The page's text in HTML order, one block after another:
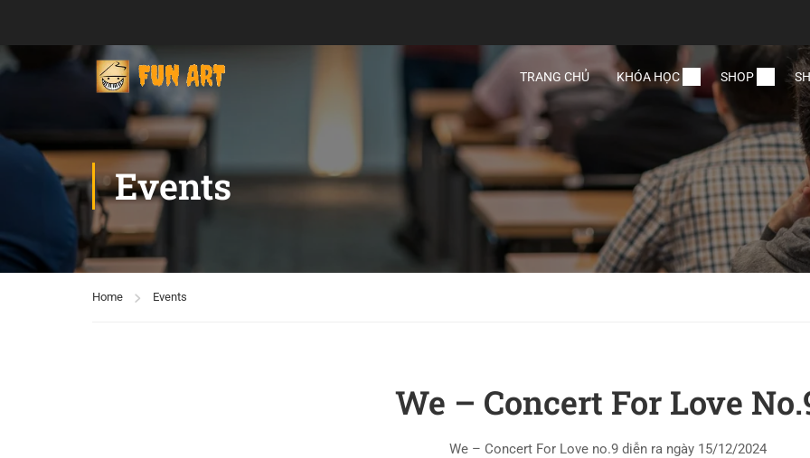
TRANG CHỦ KHÓA HỌC SHOP
Events
Home Events
We – Concert For Love
We – Concert For Love no.9 diễn ra ngày 15/12/2024